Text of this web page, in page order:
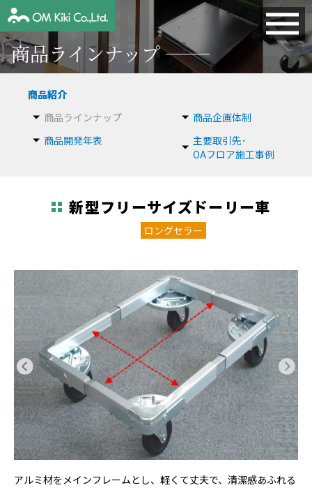
商品ラインナップ
商品紹介
商品ラインナップ
商品企画体制
商品開発年表
主要取引先･
OAフロア施工事例
新型フリーサイズドーリー車
ロングセラー
アルミ材をメインフレームとし、軽くて丈夫で、清潔感あふれる